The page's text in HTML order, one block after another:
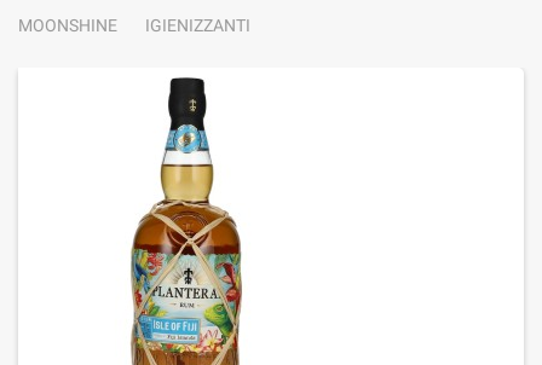
MOONSHINE
IGIENIZZANTI